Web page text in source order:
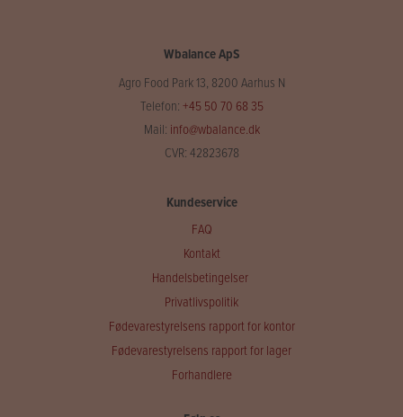
Wbalance ApS
Agro Food Park 13, 8200 Aarhus N
Telefon: +45 50 70 68 35
Mail: info@wbalance.dk
CVR: 42823678
Kundeservice
FAQ
Kontakt
Handelsbetingelser
Privatlivspolitik
Fødevarestyrelsens rapport for kontor
Fødevarestyrelsens rapport for lager
Forhandlere